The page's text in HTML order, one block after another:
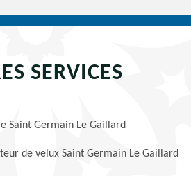
SERVICES
Saint Germain Le Gaillard
de velux Saint Germain Le Gaillard